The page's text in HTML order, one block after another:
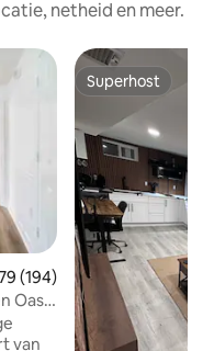
netheid en meer.
beoordeling van
(194)
Oasis
van
Superhost
Superhost